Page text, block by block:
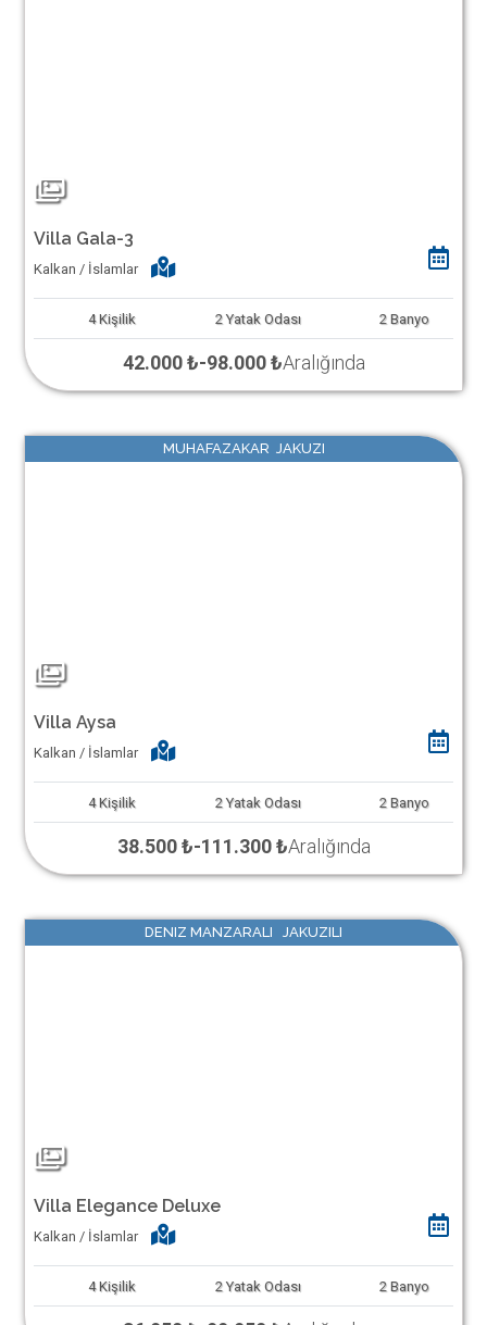
Villa Gala-3
Kalkan / İslamlar
4 Kişilik 2 Yatak Odası 2 Banyo
42.000 ₺-98.000 ₺Aralığında
MUHAFAZAKAR JAKUZI
Villa Aysa
Kalkan / İslamlar
4 Kişilik 2 Yatak Odası 2 Banyo
38.500 ₺-111.300 ₺Aralığında
DENIZ MANZARALI JAKUZILI
Villa Elegance Deluxe
Kalkan / İslamlar
4 Kişilik 2 Yatak Odası 2 Banyo